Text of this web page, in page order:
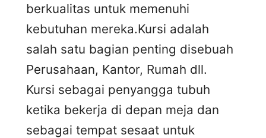
berkualitas untuk memenuhi
kebutuhan mereka.Kursi adalah
salah satu bagian penting disebuah
Perusahaan, Kantor, Rumah dll.
Kursi sebagai penyangga tubuh
ketika bekerja di depan meja dan
sebagai tempat sesaat untuk